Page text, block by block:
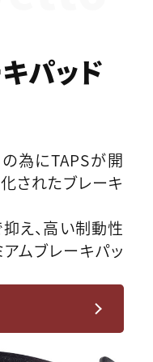
パッド
為にTAPSが開
されたブレーキ
え、高い制動性
ムブレーキパッ